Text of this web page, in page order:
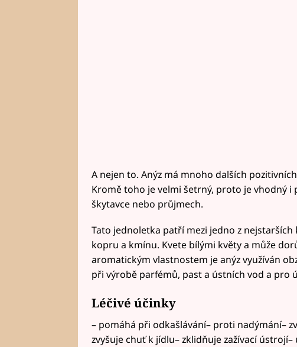
A nejen to. Anýz má mnoho dalších
Kromě toho je velmi šetrný, proto je vhodný
škytavce nebo průjmech.
Tato jednoletka patří mezi jedno z
kopru a kmínu. Kvete bílými květy a může
aromatickým vlastnostem je anýz využíván
při výrobě parfémů, past a ústních vod a pro
Léčivé účinky
– pomáhá při odkašlávání– proti nadýmání–
zvyšuje chuť k jídlu– zklidňuje zažívací